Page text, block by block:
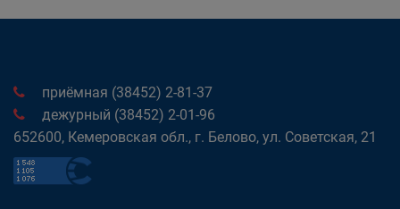
приёмная (38452) 2-81-37
дежурный (38452) 2-01-96
652600, Кемеровская обл., г. Белово, ул. Советская, 21